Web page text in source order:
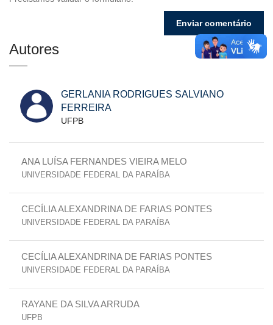
Autores
GERLANIA RODRIGUES SALVIANO
FERREIRA
UFPB
ANA LUÍSA FERNANDES VIEIRA MELO
UNIVERSIDADE FEDERAL DA PARAÍBA
CECÍLIA ALEXANDRINA DE FARIAS PONTES
UNIVERSIDADE FEDERAL DA PARAÍBA
CECÍLIA ALEXANDRINA DE FARIAS PONTES
UNIVERSIDADE FEDERAL DA PARAÍBA
RAYANE DA SILVA ARRUDA
UFPB